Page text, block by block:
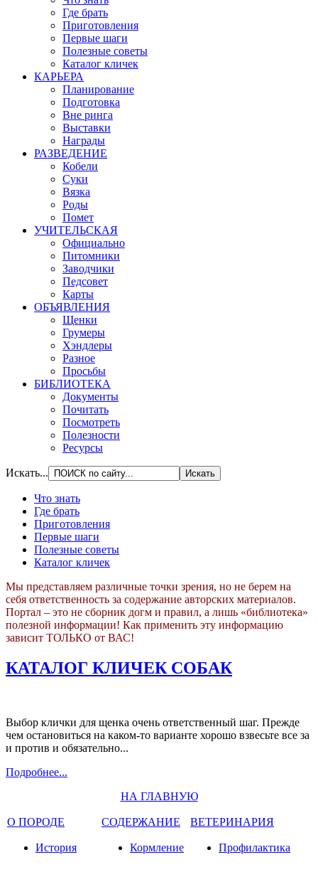
Где брать
Приготовления
Первые шаги
Полезные советы
Каталог кличек
КАРЬЕРА
Планирование
Подготовка
Вне ринга
Выставки
Награды
РАЗВЕДЕНИЕ
Кобели
Суки
Вязка
Роды
Помет
УЧИТЕЛЬСКАЯ
Официально
Питомники
Заводчики
Педсовет
Карты
ОБЪЯВЛЕНИЯ
Щенки
Грумеры
Хэндлеры
Разное
Просьбы
БИБЛИОТЕКА
Документы
Почитать
Посмотреть
Полезности
Ресурсы
Искать...
Что знать
Где брать
Приготовления
Первые шаги
Полезные советы
Каталог кличек
Мы представляем различные точки зрения, но не берем на
себя ответственность за содержание авторских материалов.
Портал – это не сборник догм и правил, а лишь «библиотека»
полезной информации! Как применить эту информацию
зависит ТОЛЬКО от ВАС!
КАТАЛОГ КЛИЧЕК СОБАК
Выбор клички для щенка очень ответственный шаг. Прежде
чем остановиться на каком-то варианте хорошо взвесьте все за
и против и обязательно...
Подробнее...
НА ГЛАВНУЮ
О ПОРОДЕ СОДЕРЖАНИЕ ВЕТЕРИНАРИЯ
История Кормление Профилактика